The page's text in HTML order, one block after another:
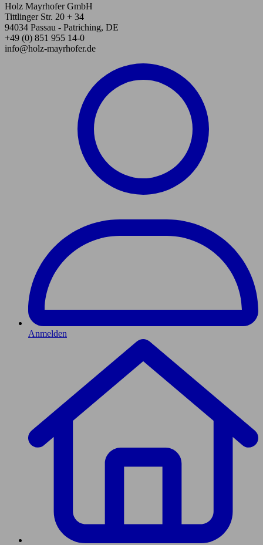
Holz Mayrhofer GmbH
Tittlinger Str. 20 + 34
94034 Passau - Patriching, DE
+49 (0) 851 955 14-0
info@holz-mayrhofer.de
Anmelden